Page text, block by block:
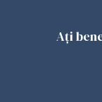
Ați